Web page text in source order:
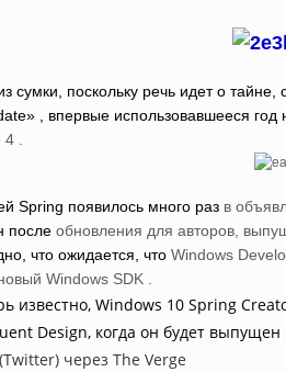
поскольку речь идет о
, впервые использовавшееся
4 .
Spring появилось много раз в
после обновления для авторов,
что ожидается, что Windows
Windows SDK .
известно, Windows 10 Spring
Design, когда он будет выпущен
через The Verge